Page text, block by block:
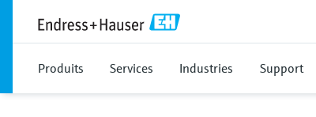
Produits Services Industries Support